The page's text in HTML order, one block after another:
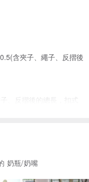
含夾子、繩子、反摺後
、反摺後的總長，扣式
奶瓶/奶嘴